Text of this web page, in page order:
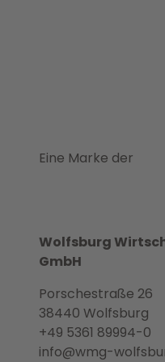
Eine Marke der
Wolfsburg
GmbH
Porschestraße 26
38440 Wolfsburg
+49 5361 89994-0
info@wmg-